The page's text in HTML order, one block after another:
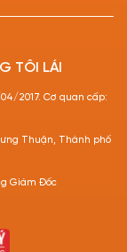
TÔI LÁI
2017. Cơ quan cấp:
Thuận, Thành phố
Giám Đốc